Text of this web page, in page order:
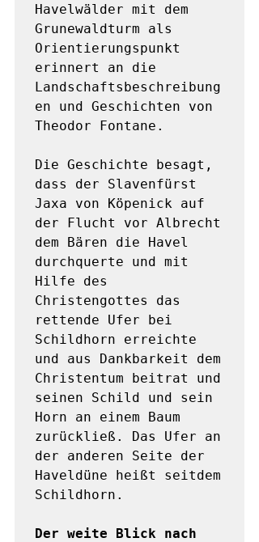
Havelwälder mit dem
Grunewaldturm als
Orientierungspunkt
erinnert an die
Landschaftsbeschreibung
en und Geschichten von
Theodor Fontane.
Die Geschichte besagt,
dass der Slavenfürst
Jaxa von Köpenick auf
der Flucht vor Albrecht
dem Bären die Havel
durchquerte und mit
Hilfe des
Christengottes das
rettende Ufer bei
Schildhorn erreichte
und aus Dankbarkeit dem
Christentum beitrat und
seinen Schild und sein
Horn an einem Baum
zurückließ. Das Ufer an
der anderen Seite der
Haveldüne heißt seitdem
Schildhorn.
Der weite Blick nach